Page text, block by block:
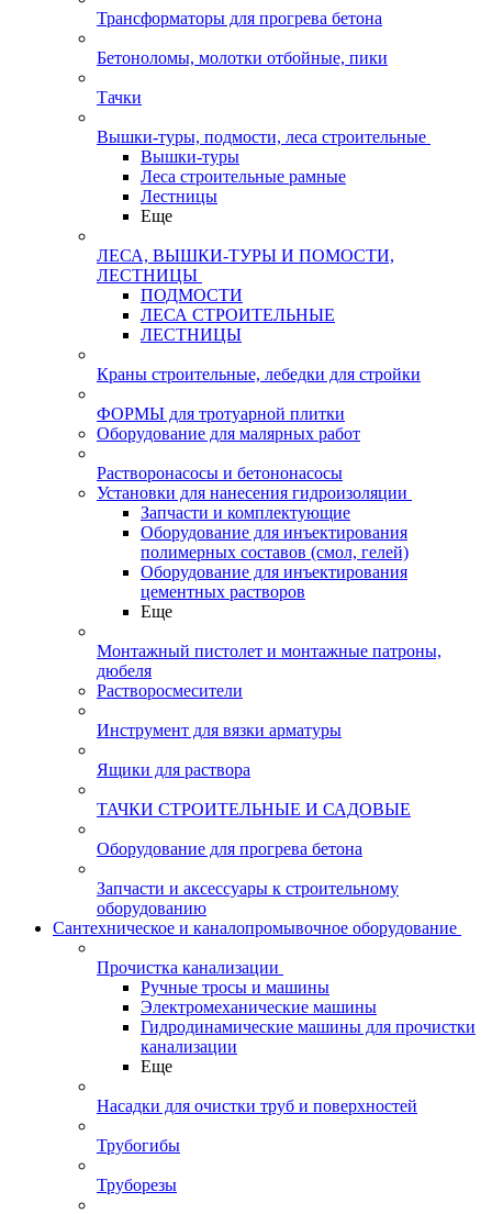
Трансформаторы для прогрева бетона
Бетоноломы, молотки отбойные, пики
Тачки
Вышки-туры, подмости, леса строительные
Вышки-туры
Леса строительные рамные
Лестницы
Еще
ЛЕСА, ВЫШКИ-ТУРЫ И ПОМОСТИ,
ЛЕСТНИЦЫ
ПОДМОСТИ
ЛЕСА СТРОИТЕЛЬНЫЕ
ЛЕСТНИЦЫ
Краны строительные, лебедки для стройки
ФОРМЫ для тротуарной плитки
Оборудование для малярных работ
Растворонасосы и бетононасосы
Установки для нанесения гидроизоляции
Запчасти и комплектующие
Оборудование для инъектирования
полимерных составов (смол, гелей)
Оборудование для инъектирования
цементных растворов
Еще
Монтажный пистолет и монтажные патроны,
дюбеля
Растворосмесители
Инструмент для вязки арматуры
Ящики для раствора
ТАЧКИ СТРОИТЕЛЬНЫЕ И САДОВЫЕ
Оборудование для прогрева бетона
Запчасти и аксессуары к строительному
оборудованию
Сантехническое и каналопромывочное оборудование
Прочистка канализации
Ручные тросы и машины
Электромеханические машины
Гидродинамические машины для прочистки
канализации
Еще
Насадки для очистки труб и поверхностей
Трубогибы
Труборезы